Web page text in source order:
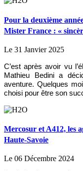
Pour la deuxième
Mister France : «
Le 31 Janvier 2025
C’est après avoir vu
Mathieu Bedini a
aventure. Quelques
choisi pour être son
Mercosur et A412, les
Haute-Savoie
Le 06 Décembre 2024